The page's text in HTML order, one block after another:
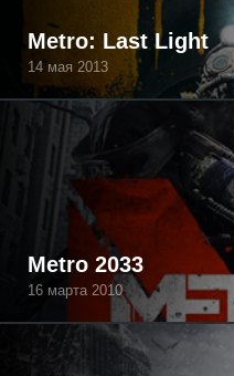
Metro: Last Light
14 мая 2013
Metro 2033
16 марта 2010